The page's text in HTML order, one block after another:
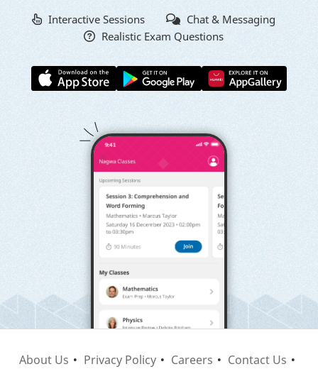
Interactive Sessions
Chat & Messaging
Realistic Exam Questions
About Us Privacy Policy Careers
Contact Us